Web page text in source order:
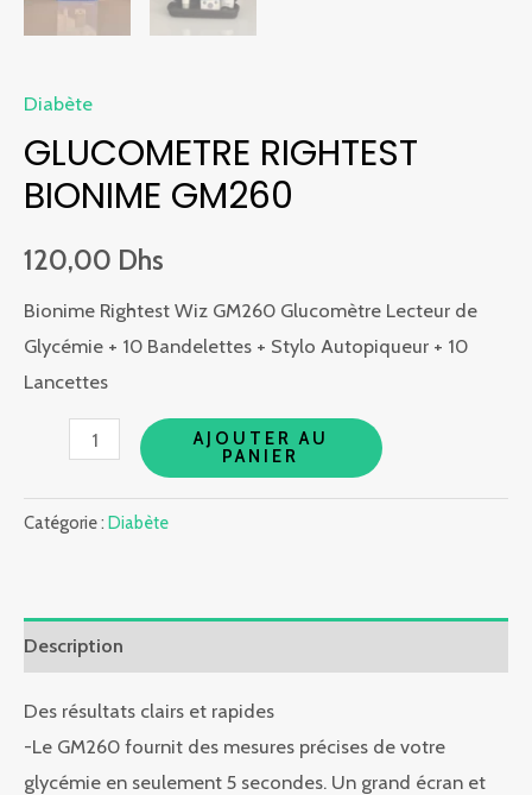
Diabète
GLUCOMETRE RIGHTEST
BIONIME GM260
120,00 Dhs
Bionime Rightest Wiz GM260 Glucomètre Lecteur de
Glycémie + 10 Bandelettes + Stylo Autopiqueur + 10
Lancettes
quantité
GLUCOMETRE
GM260
AJOUTER AU
PANIER
Catégorie : Diabète
Description
Des résultats clairs et rapides
-Le GM260 fournit des mesures précises de votre
glycémie en seulement 5 secondes. Un grand écran et